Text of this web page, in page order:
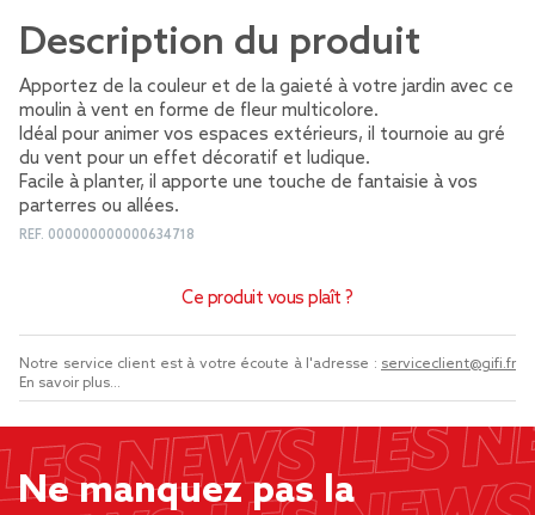
Description du produit
Apportez de la couleur et de la gaieté à votre jardin avec ce
moulin à vent en forme de fleur multicolore.
Idéal pour animer vos espaces extérieurs, il tournoie au gré
du vent pour un effet décoratif et ludique.
Facile à planter, il apporte une touche de fantaisie à vos
parterres ou allées.
REF. 000000000000634718
Ce produit vous plaît ?
Notre service client est à votre écoute à l'adresse : serviceclient@gifi.fr
En savoir plus...
Ne manquez pas la